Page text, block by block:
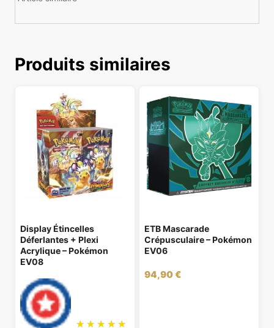
Produits similaires
Display Étincelles
Déferlantes + Plexi
Acrylique – Pokémon
EV08
ETB Mascarade
Crépusculaire – Pokémon
EV06
94,90€